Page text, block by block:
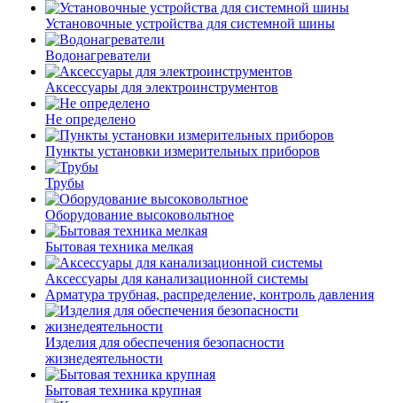
Установочные устройства для системной шины
Водонагреватели
Аксессуары для электроинструментов
Не определено
Пункты установки измерительных приборов
Трубы
Оборудование высоковольтное
Бытовая техника мелкая
Аксессуары для канализационной системы
Арматура трубная, распределение, контроль давления
Изделия для обеспечения безопасности
жизнедеятельности
Бытовая техника крупная